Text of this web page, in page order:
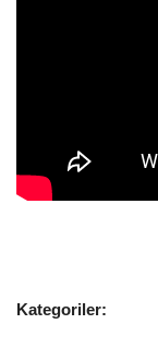
Kategoriler: